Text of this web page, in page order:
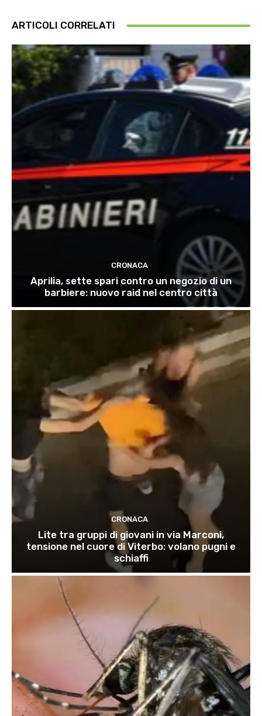
ARTICOLI CORRELATI
CRONACA
Aprilia, sette spari contro un negozio di un
barbiere: nuovo raid nel centro città
CRONACA
Lite tra gruppi di giovani in via Marconi,
tensione nel cuore di Viterbo: volano pugni e
schiaffi